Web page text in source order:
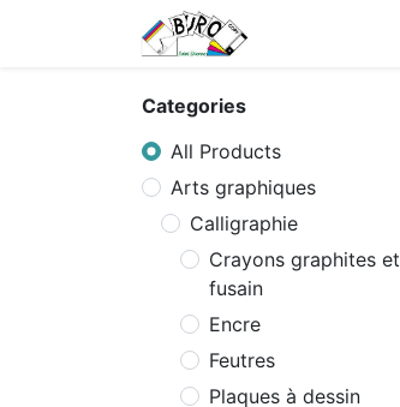
Categories
All Products
Arts graphiques
Calligraphie
Crayons graphites et
fusain
Encre
Feutres
Plaques à dessin